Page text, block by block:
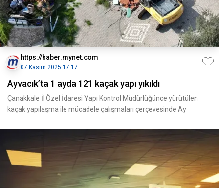
https://haber.mynet.com
07 Kasım 2025 17:17
Ayvacık’ta 1 ayda 121 kaçak yapı yıkıldı
Çanakkale İl Özel İdaresi Yapı Kontrol Müdürlüğünce yürütülen
kaçak yapılaşma ile mücadele çalışmaları çerçevesinde Ay